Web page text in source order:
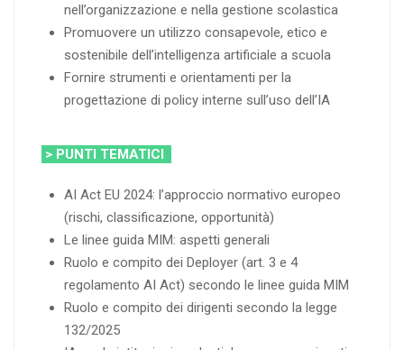
nell’organizzazione e nella gestione scolastica
Promuovere un utilizzo consapevole, etico e
sostenibile dell’intelligenza artificiale a scuola
Fornire strumenti e orientamenti per la
progettazione di policy interne sull’uso dell’IA
> PUNTI TEMATICI
AI Act EU 2024: l’approccio normativo europeo
(rischi, classificazione, opportunità)
Le linee guida MIM: aspetti generali
Ruolo e compito dei Deployer (art. 3 e 4
regolamento AI Act) secondo le linee guida MIM
Ruolo e compito dei dirigenti secondo la legge
132/2025